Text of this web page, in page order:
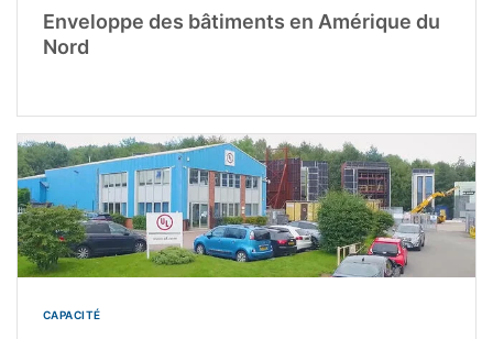
Enveloppe des bâtiments en Amérique du
Nord
CAPACITÉ